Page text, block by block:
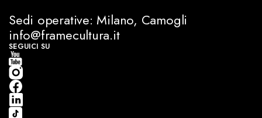
Sedi operative: Milano, Camogli
info@framecultura.it
SEGUICI SU